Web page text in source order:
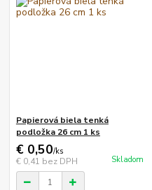
Papierová biela tenká
podložka 26 cm 1 ks
€ 0,50/ks
€ 0,41 bez DPH Skladom